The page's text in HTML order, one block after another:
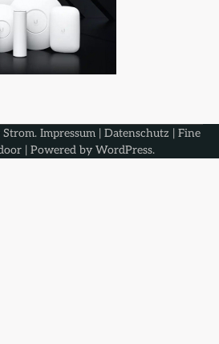
. Impressum| Datenschutz | Fine
| Powered by WordPress.